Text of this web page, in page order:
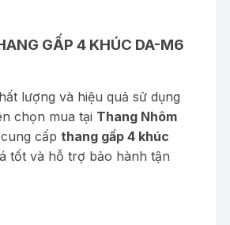
GẤP 4 KHÚC DA-M6
lượng và hiệu quả sử dụng
chọn mua tại Thang Nhôm
cấpthang gấp 4 khúc
tốt và hỗ trợ bảo hành tận